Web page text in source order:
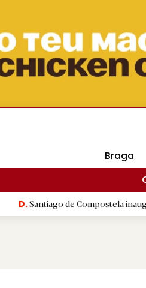
DMtv
Braga
de Compostela inaugura XVI